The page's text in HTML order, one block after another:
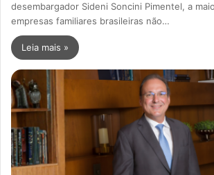
desembargador Sideni Soncini Pimentel, a
empresas familiares brasileiras não…
Leia mais »